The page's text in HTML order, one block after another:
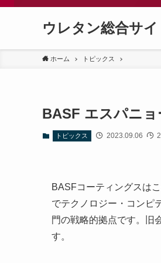
ウレタン総合サ
ホーム トピックス
BASF エスパニ
トピックス 2023.09.06
BASFコーティングスは
でテクノロジー・コンピ
門の戦略的拠点です。旧
す。